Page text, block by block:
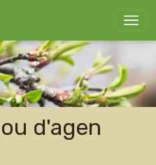
: fin août
d'agen